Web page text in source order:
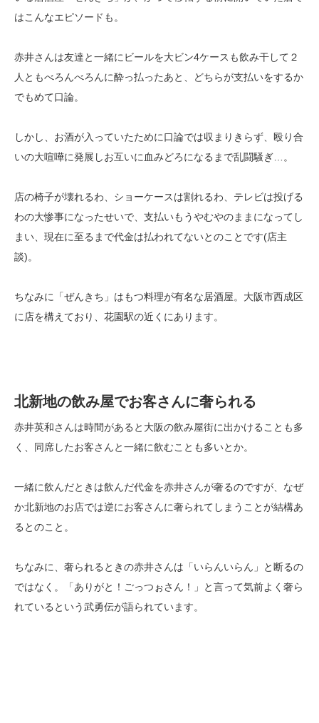
はこんなエピソードも。
赤井さんは友達と一緒にビールを大ビン4ケースも飲み干して２
人ともべろんべろんに酔っ払ったあと、どちらが支払いをするか
でもめて口論。
しかし、お酒が入っていたために口論では収まりきらず、殴り合
いの大喧嘩に発展しお互いに血みどろになるまで乱闘騒ぎ…。
店の椅子が壊れるわ、ショーケースは割れるわ、テレビは投げる
わの大惨事になったせいで、支払いもうやむやのままになってし
まい、現在に至るまで代金は払われてないとのことです(店主
談)。
ちなみに「ぜんきち」はもつ料理が有名な居酒屋。大阪市西成区
に店を構えており、花園駅の近くにあります。
北新地の飲み屋でお客さんに奢られる
赤井英和さんは時間があると大阪の飲み屋街に出かけることも多
く、同席したお客さんと一緒に飲むことも多いとか。
一緒に飲んだときは飲んだ代金を赤井さんが奢るのですが、なぜ
か北新地のお店では逆にお客さんに奢られてしまうことが結構あ
るとのこと。
ちなみに、奢られるときの赤井さんは「いらんいらん」と断るの
ではなく。「ありがと！ごっつぉさん！」と言って気前よく奢ら
れているという武勇伝が語られています。